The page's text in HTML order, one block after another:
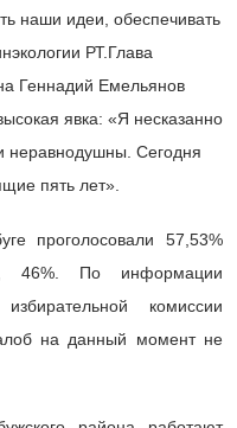
наши идеи, обеспечивать
РТ.Глава
Геннадий Емельянов
явка: «Я несказанно
неравнодушны. Сегодня
пять лет».
проголосовали 57,53%
46%. По информации
комиссии
на данный момент не